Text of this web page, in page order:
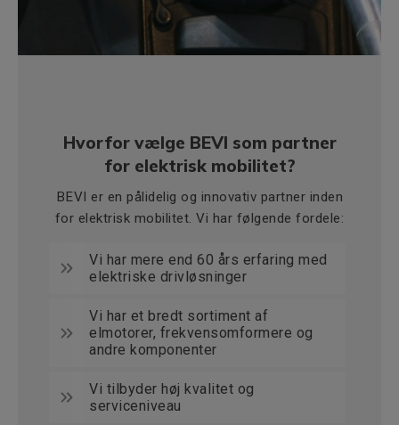
Hvorfor vælge BEVI som partner
for elektrisk mobilitet?
BEVI er en pålidelig og innovativ partner inden
for elektrisk mobilitet. Vi har følgende fordele:
Vi har mere end 60 års erfaring med
elektriske drivløsninger
Vi har et bredt sortiment af
elmotorer, frekvensomformere og
andre komponenter
Vi tilbyder høj kvalitet og
serviceniveau